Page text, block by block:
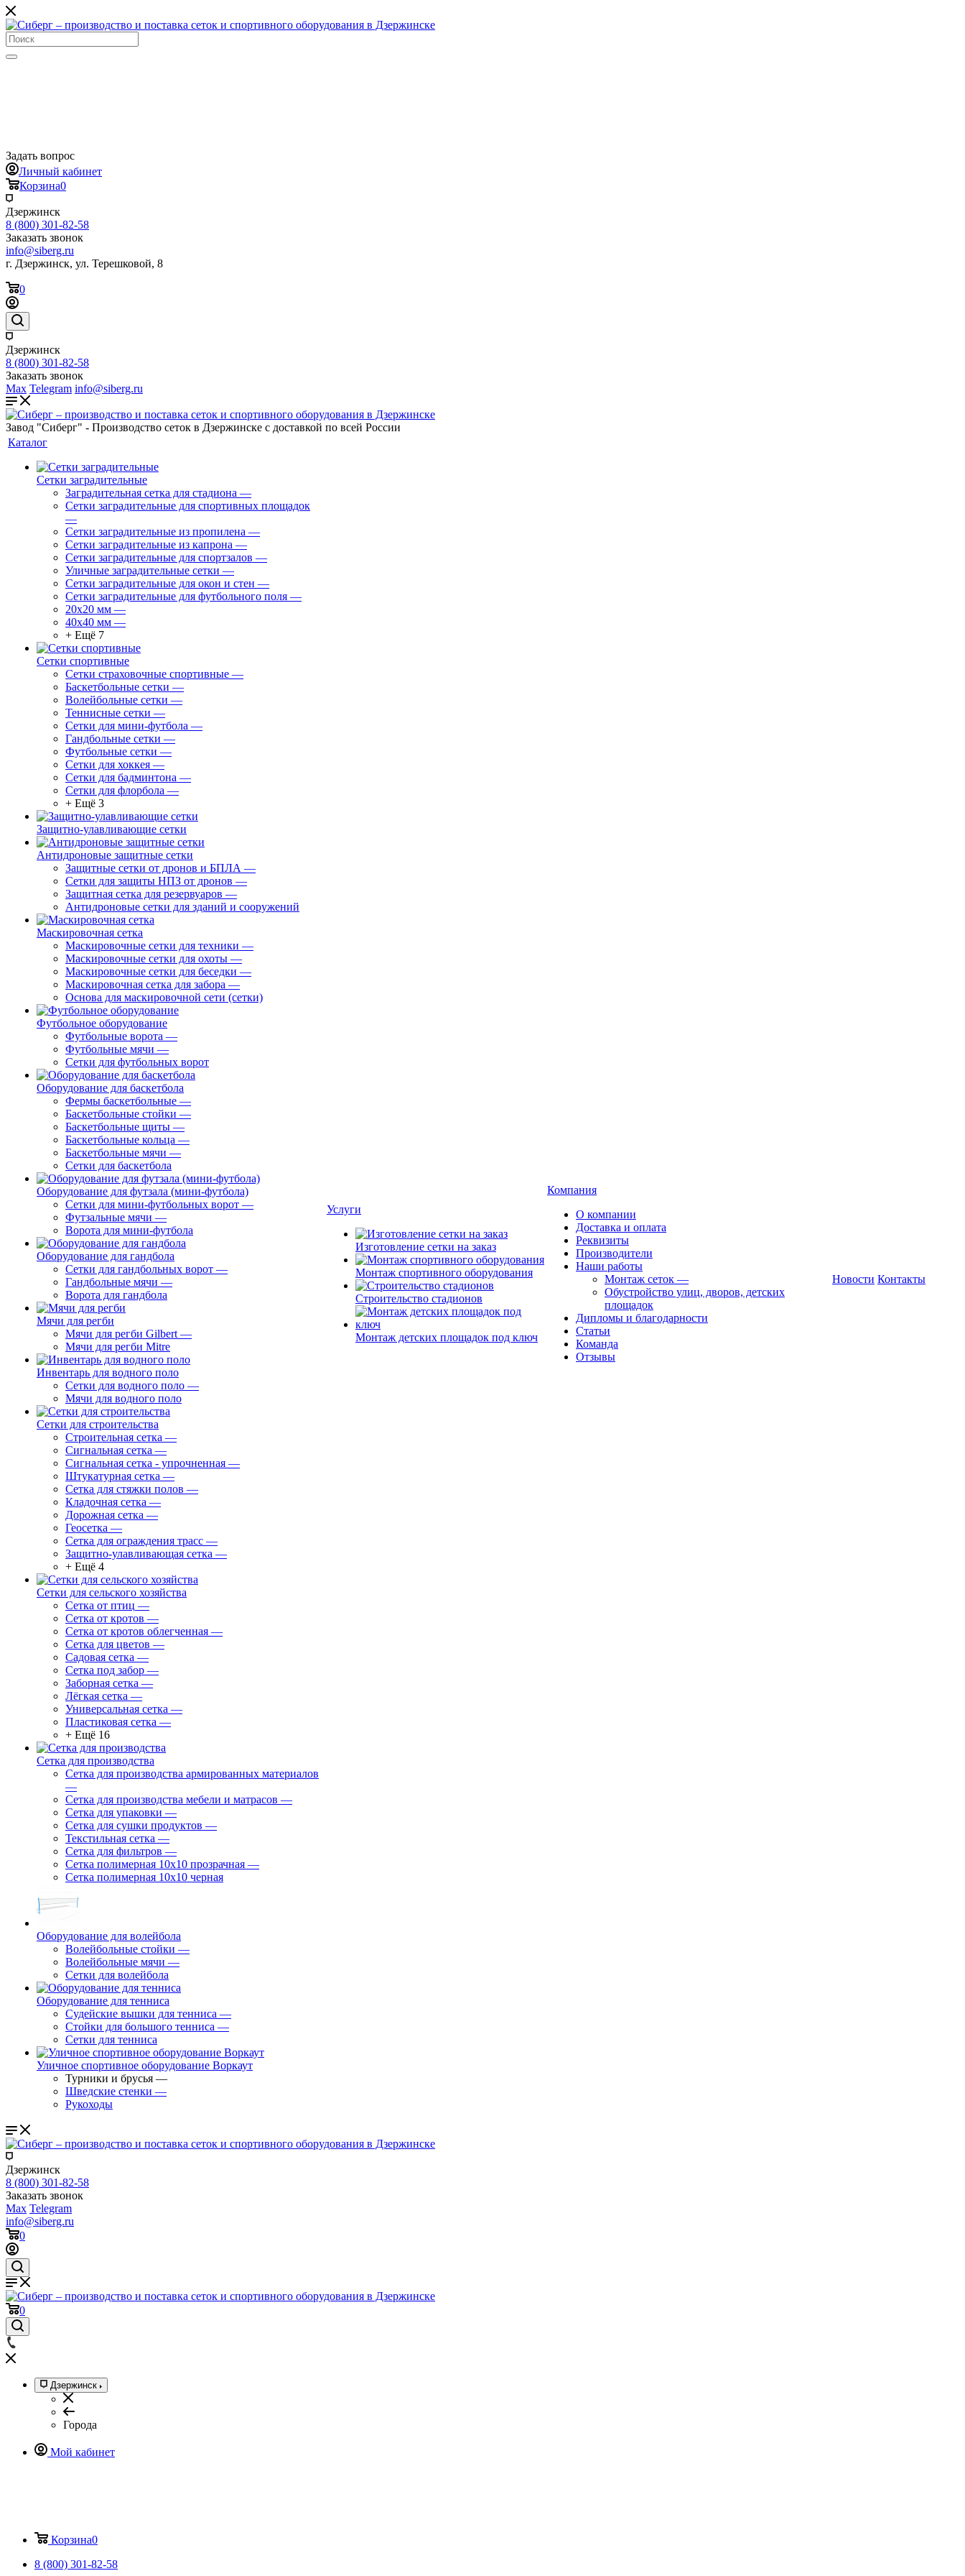
Задать вопрос
Личный кабинет
Корзина0
Дзержинск
8 (800) 301-82-58
Заказать звонок
info@siberg.ru
г. Дзержинск, ул. Терешковой, 8
0
Дзержинск
8 (800) 301-82-58
Заказать звонок
Max Telegram info@siberg.ru
Завод "Сиберг" - Производство сеток в Дзержинске с доставкой по всей России
Каталог
Сетки заградительные
Заградительная сетка для стадиона —
Сетки заградительные для спортивных площадок
—
Сетки заградительные из пропилена —
Сетки заградительные из капрона —
Сетки заградительные для спортзалов —
Уличные заградительные сетки —
Сетки заградительные для окон и стен —
Сетки заградительные для футбольного поля —
20х20 мм —
40х40 мм —
+ Ещё 7
Сетки спортивные
Сетки страховочные спортивные —
Баскетбольные сетки —
Волейбольные сетки —
Теннисные сетки —
Сетки для мини-футбола —
Гандбольные сетки —
Футбольные сетки —
Сетки для хоккея —
Сетки для бадминтона —
Сетки для флорбола —
+ Ещё 3
Защитно-улавливающие сетки
Антидроновые защитные сетки
Защитные сетки от дронов и БПЛА —
Сетки для защиты НПЗ от дронов —
Защитная сетка для резервуаров —
Антидроновые сетки для зданий и сооружений
Маскировочная сетка
Маскировочные сетки для техники —
Маскировочные сетки для охоты —
Маскировочные сетки для беседки —
Маскировочная сетка для забора —
Основа для маскировочной сети (сетки)
Футбольное оборудование
Футбольные ворота —
Футбольные мячи —
Сетки для футбольных ворот
Оборудование для баскетбола
Фермы баскетбольные —
Баскетбольные стойки —
Баскетбольные щиты —
Баскетбольные кольца —
Баскетбольные мячи —
Сетки для баскетбола
Оборудование для футзала (мини-футбола)
Сетки для мини-футбольных ворот —
Футзальные мячи —
Ворота для мини-футбола
Оборудование для гандбола
Сетки для гандбольных ворот —
Гандбольные мячи —
Ворота для гандбола
Мячи для регби
Мячи для регби Gilbert —
Мячи для регби Mitre
Инвентарь для водного поло
Сетки для водного поло —
Мячи для водного поло
Сетки для строительства
Строительная сетка —
Сигнальная сетка —
Сигнальная сетка - упрочненная —
Штукатурная сетка —
Сетка для стяжки полов —
Кладочная сетка —
Дорожная сетка —
Геосетка —
Сетка для ограждения трасс —
Защитно-улавливающая сетка —
+ Ещё 4
Сетки для сельского хозяйства
Сетка от птиц —
Сетка от кротов —
Сетка от кротов облегченная —
Сетка для цветов —
Садовая сетка —
Сетка под забор —
Заборная сетка —
Лёгкая сетка —
Универсальная сетка —
Пластиковая сетка —
+ Ещё 16
Сетка для производства
Сетка для производства армированных материалов
—
Сетка для производства мебели и матрасов —
Сетка для упаковки —
Сетка для сушки продуктов —
Текстильная сетка —
Сетка для фильтров —
Сетка полимерная 10х10 прозрачная —
Сетка полимерная 10х10 черная
Оборудование для волейбола
Волейбольные стойки —
Волейбольные мячи —
Сетки для волейбола
Оборудование для тенниса
Судейские вышки для тенниса —
Стойки для большого тенниса —
Сетки для тенниса
Уличное спортивное оборудование Воркаут
Турники и брусья —
Шведские стенки —
Рукоходы
Услуги
Изготовление сетки на заказ
Монтаж спортивного оборудования
Строительство стадионов
Монтаж детских площадок под ключ
Компания
О компании
Доставка и оплата
Реквизиты
Производители
Наши работы
Монтаж сеток —
Обустройство улиц, дворов, детских
площадок
Дипломы и благодарности
Статьи
Команда
Отзывы
Новости Контакты
Дзержинск
8 (800) 301-82-58
Заказать звонок
Max Telegram
info@siberg.ru
0
0
Дзержинск
Города
Мой кабинет
Корзина0
8 (800) 301-82-58